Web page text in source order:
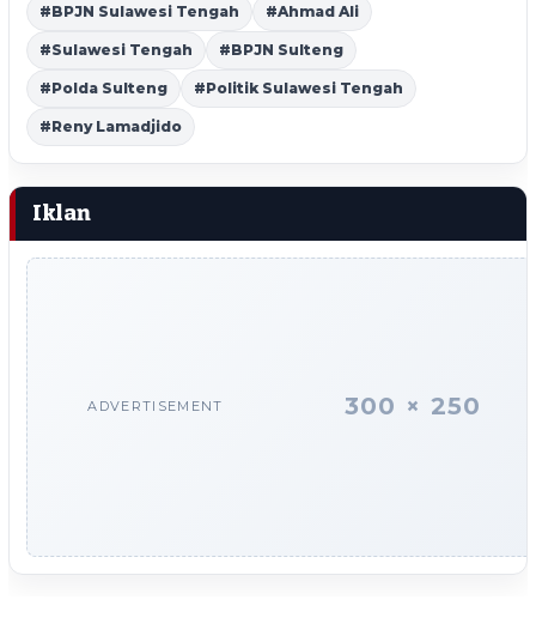
#BPJN Sulawesi Tengah #Ahmad Ali
#Sulawesi Tengah #BPJN Sulteng
#Polda Sulteng #Politik Sulawesi Tengah
#Reny Lamadjido
Iklan
ADVERTISEMENT 300 × 250